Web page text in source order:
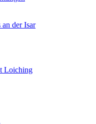
der Isar
Loiching